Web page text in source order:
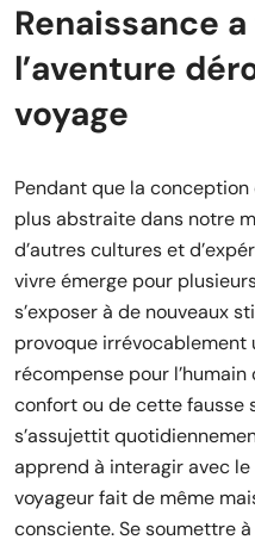
Renaissance
l’aventure
voyage
Pendant que la
plus abstraite dans notre
d’autres cultures et
vivre émerge pour
s’exposer à de nouveaux
provoque irrévocablement
récompense pour
confort ou de cette fausse
s’assujettit
apprend à interagir avec le
voyageur fait de même
consciente. Se soumettre